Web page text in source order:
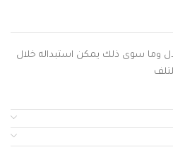
وما سوى ذلك يمكن استبداله خلال